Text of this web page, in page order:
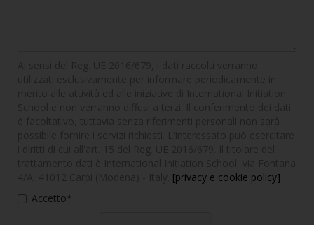
[privacy e cookie policy]
Accetto*